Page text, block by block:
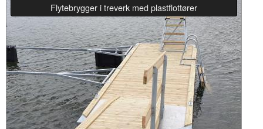
Flytebrygger i treverk med plastflottører